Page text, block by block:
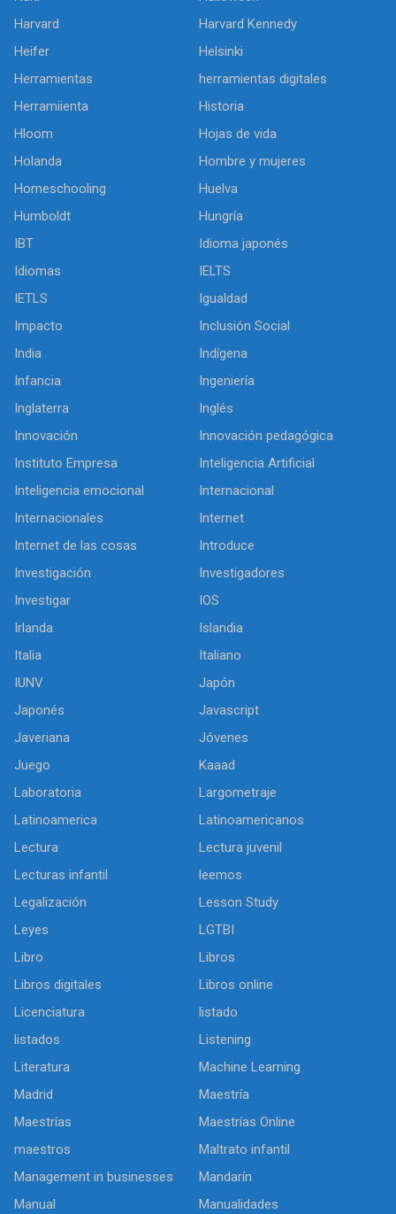
Harvard
Harvard Kennedy
Heifer
Helsinki
Herramientas
herramientas digitales
Herramiienta
Historia
Hloom
Hojas de vida
Holanda
Hombre y mujeres
Homeschooling
Huelva
Humboldt
Hungría
IBT
Idioma japonés
Idiomas
IELTS
IETLS
Igualdad
Impacto
Inclusión Social
India
Indígena
Infancia
Ingeniería
Inglaterra
Inglés
Innovación
Innovación pedagógica
Instituto Empresa
Inteligencia Artificial
Inteligencia emocional
Internacional
Internacionales
Internet
Internet de las cosas
Introduce
Investigación
Investigadores
Investigar
IOS
Irlanda
Islandia
Italia
Italiano
IUNV
Japón
Japonés
Javascript
Javeriana
Jóvenes
Juego
Kaaad
Laboratoria
Largometraje
Latinoamerica
Latinoamericanos
Lectura
Lectura juvenil
Lecturas infantil
leemos
Legalización
Lesson Study
Leyes
LGTBI
Libro
Libros
Libros digitales
Libros online
Licenciatura
listado
listados
Listening
Literatura
Machine Learning
Madrid
Maestría
Maestrías
Maestrías Online
maestros
Maltrato infantil
Management in businesses
Mandarín
Manual
Manualidades